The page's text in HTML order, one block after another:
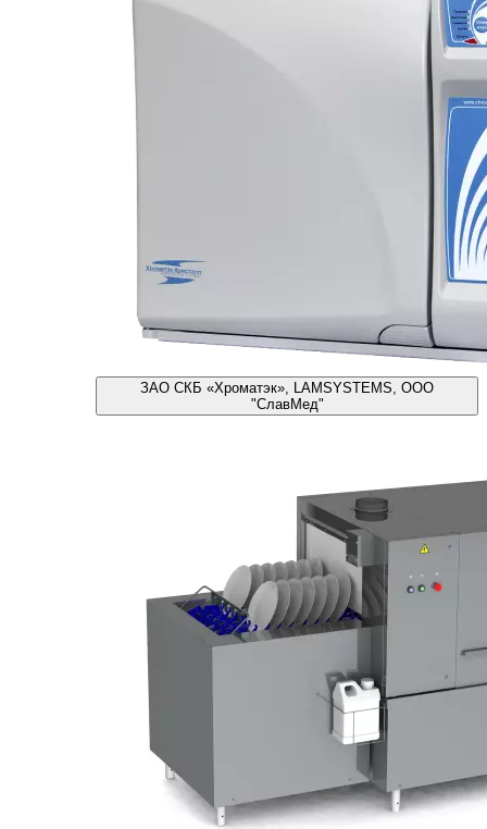
ЗАО СКБ «Хроматэк», LAMSYSTEMS, ООО
"СлавМед"